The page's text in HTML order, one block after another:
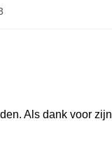
Als dank voor zijn